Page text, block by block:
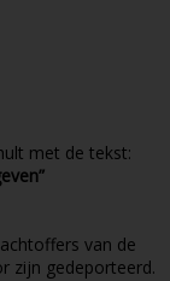
met de tekst:
van de
zijn gedeporteerd.